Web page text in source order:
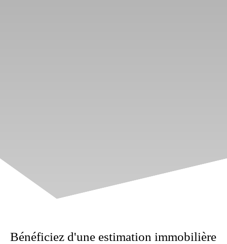
Bénéficiez d'une estimation immobilière